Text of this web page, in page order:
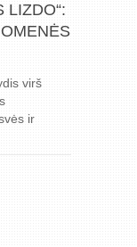
LIZDO“:
virš
ir